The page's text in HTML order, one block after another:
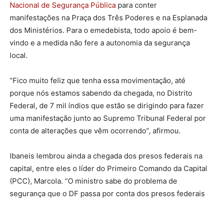
Nacional de Segurança Pública para conter
manifestações na Praça dos Três Poderes e na Esplanada
dos Ministérios. Para o emedebista, todo apoio é bem-
vindo e a medida não fere a autonomia da segurança
local.
“Fico muito feliz que tenha essa movimentação, até
porque nós estamos sabendo da chegada, no Distrito
Federal, de 7 mil índios que estão se dirigindo para fazer
uma manifestação junto ao Supremo Tribunal Federal por
conta de alterações que vêm ocorrendo”, afirmou.
Ibaneis lembrou ainda a chegada dos presos federais na
capital, entre eles o líder do Primeiro Comando da Capital
(PCC), Marcola. “O ministro sabe do problema de
segurança que o DF passa por conta dos presos federais